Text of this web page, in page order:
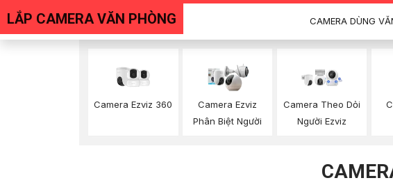
LẮP CAMERA VĂN PHÒNG CAMERA DÙNG
Camera Ezviz 360
Camera Ezviz
Phân Biệt Người
Camera Theo Dỏi
Người Ezviz